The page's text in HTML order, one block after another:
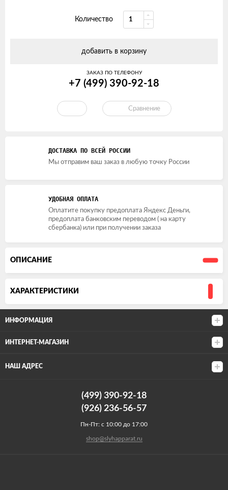
Количество
добавить в корзину
ЗАКАЗ ПО ТЕЛЕФОНУ
+7 (499) 390-92-18
Сравнение
ДОСТАВКА ПО ВСЕЙ РОССИИ
Мы отправим ваш заказ в любую точку России
УДОБНАЯ ОПЛАТА
Оплатите покупку предоплата Яндекс Деньги,
предоплата банковским переводом ( на карту
сбербанка) или при получении заказа
ОПИСАНИЕ
ХАРАКТЕРИСТИКИ
ИНФОРМАЦИЯ
ИНТЕРНЕТ-МАГАЗИН
НАШ АДРЕС
(499) 390-92-18
(926) 236-56-57
Пн-Пт: с 10:00 до 17:00
shop@slyhapparat.ru